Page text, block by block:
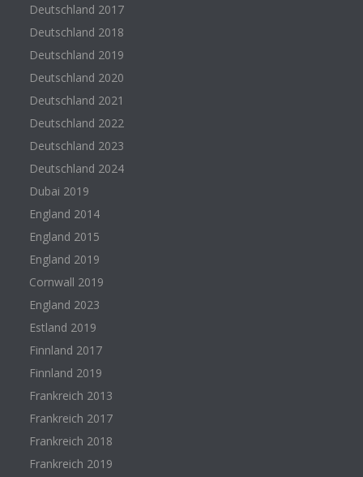
Deutschland 2017
Deutschland 2018
Deutschland 2019
Deutschland 2020
Deutschland 2021
Deutschland 2022
Deutschland 2023
Deutschland 2024
Dubai 2019
England 2014
England 2015
England 2019
Cornwall 2019
England 2023
Estland 2019
Finnland 2017
Finnland 2019
Frankreich 2013
Frankreich 2017
Frankreich 2018
Frankreich 2019